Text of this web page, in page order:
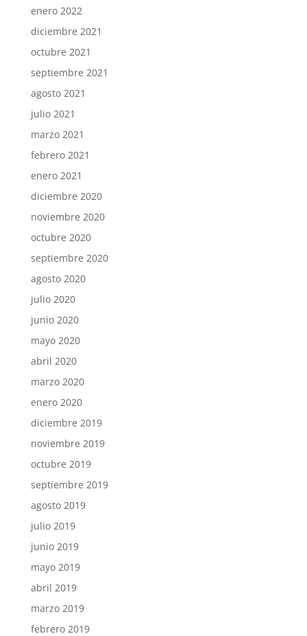
enero 2022
diciembre 2021
octubre 2021
septiembre 2021
agosto 2021
julio 2021
marzo 2021
febrero 2021
enero 2021
diciembre 2020
noviembre 2020
octubre 2020
septiembre 2020
agosto 2020
julio 2020
junio 2020
mayo 2020
abril 2020
marzo 2020
enero 2020
diciembre 2019
noviembre 2019
octubre 2019
septiembre 2019
agosto 2019
julio 2019
junio 2019
mayo 2019
abril 2019
marzo 2019
febrero 2019